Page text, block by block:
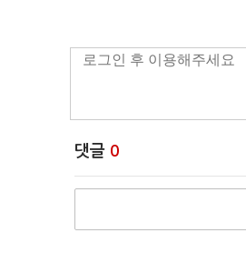
댓글 0